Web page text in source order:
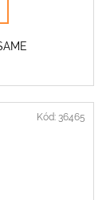
Kód: 36465